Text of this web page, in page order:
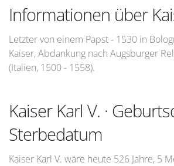
Informationen über
Letzter von einem Papst - 1530 in
Kaiser, Abdankung nach Augsburger
(Italien, 1500 - 1558).
Kaiser Karl V. ·
Sterbedatum
Kaiser Karl V. wäre heute 526 Jahre, 5